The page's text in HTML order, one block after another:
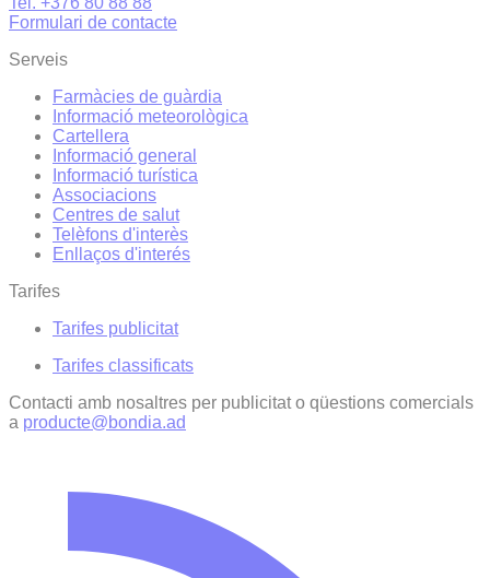
Formulari de contacte
Serveis
Farmàcies de guàrdia
Informació meteorològica
Cartellera
Informació general
Informació turística
Associacions
Centres de salut
Telèfons d'interès
Enllaços d'interés
Tarifes
Tarifes publicitat
Tarifes classificats
Contacti amb nosaltres per publicitat o qüestions comercials
a producte@bondia.ad